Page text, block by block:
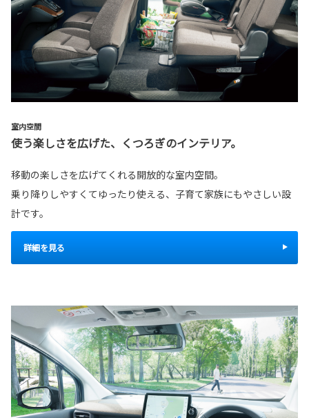
室内空間
使う楽しさを広げた、くつろぎのインテリア。
移動の楽しさを広げてくれる開放的な室内空間。
乗り降りしやすくてゆったり使える、子育て家族にもやさしい設
計です。
詳細を見る